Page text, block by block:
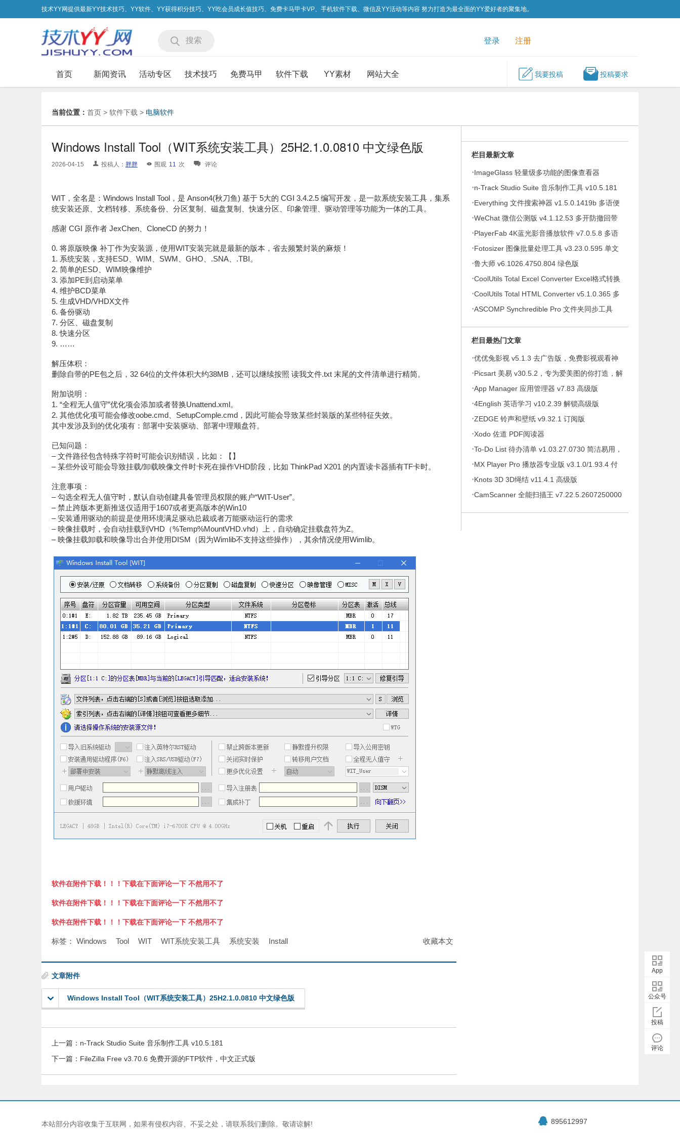
技术YY网提供最新YY技术技巧、YY软件、YY获得积分技巧、YY吃会员成长值技巧、免费卡马甲卡VP、手机软件下载、微信及YY活动等内容 努力打造为最全面的YY爱好者的聚集地。
搜索 登录 注册
首页 新闻资讯 活动专区 技术技巧 免费马甲 软件下载 YY素材 网站大全 我要投稿 投稿要求
当前位置： 首页 > 软件下载 > 电脑软件
Windows Install Tool（WIT系统安装工具）25H2.1.0.0810 中文绿色版
2026-04-15 投稿人： 胖胖 围观 11 次 评论
WIT，全名是：Windows Install Tool，是 Anson4(秋刀鱼) 基于 5大的 CGI 3.4.2.5 编写开发，是一款系统安装工具，集系
统安装还原、文档转移、系统备份、分区复制、磁盘复制、快速分区、印象管理、驱动管理等功能为一体的工具。
感谢 CGI 原作者 JexChen、CloneCD 的努力！
0. 将原版映像 补丁作为安装源，使用WIT安装完就是最新的版本，省去频繁封装的麻烦！
1. 系统安装，支持ESD、WIM、SWM、GHO、.SNA、.TBI。
2. 简单的ESD、WIM映像维护
3. 添加PE到启动菜单
4. 维护BCD菜单
5. 生成VHD/VHDX文件
6. 备份驱动
7. 分区、磁盘复制
8. 快速分区
9. ……
解压体积：
删除自带的PE包之后，32 64位的文件体积大约38MB，还可以继续按照 读我文件.txt 末尾的文件清单进行精简。
附加说明：
1. “全程无人值守”优化项会添加或者替换Unattend.xml。
2. 其他优化项可能会修改oobe.cmd、SetupComple.cmd，因此可能会导致某些封装版的某些特征失效。
其中发涉及到的优化项有：部署中安装驱动、部署中理顺盘符。
已知问题：
– 文件路径包含特殊字符时可能会识别错误，比如：【】
– 某些外设可能会导致挂载/卸载映像文件时卡死在操作VHD阶段，比如 ThinkPad X201 的内置读卡器插有TF卡时。
注意事项：
– 勾选全程无人值守时，默认自动创建具备管理员权限的账户“WIT-User”。
– 禁止跨版本更新推送仅适用于1607或者更高版本的Win10
– 安装通用驱动的前提是使用环境满足驱动总裁或者万能驱动运行的需求
– 映像挂载时，会自动挂载到VHD（%Temp%MountVHD.vhd）上，自动确定挂载盘符为Z。
– 映像挂载卸载和映像导出合并使用DISM（因为Wimlib不支持这些操作），其余情况使用Wimlib。
软件在附件下载！！！下载在下面评论一下 不然用不了
软件在附件下载！！！下载在下面评论一下 不然用不了
软件在附件下载！！！下载在下面评论一下 不然用不了
收藏本文
标签： Windows Tool WIT WIT系统安装工具 系统安装 Install
文章附件
Windows Install Tool（WIT系统安装工具）25H2.1.0.0810 中文绿色版
上一篇： n-Track Studio Suite 音乐制作工具 v10.5.181
下一篇： FileZilla Free v3.70.6 免费开源的FTP软件，中文正式版
栏目最新文章
·ImageGlass 轻量级多功能的图像查看器
v9.6.1.807 便携版
·n-Track Studio Suite 音乐制作工具 v10.5.181
·Everything 文件搜索神器 v1.5.0.1419b 多语便
携版
·WeChat 微信公测版 v4.1.12.53 多开防撤回带
提示绿色版
·PlayerFab 4K蓝光影音播放软件 v7.0.5.8 多语
便携版
·Fotosizer 图像批量处理工具 v3.23.0.595 单文
件绿色版
·鲁大师 v6.1026.4750.804 绿色版
·CoolUtils Total Excel Converter Excel格式转换
器 v7.1.0.146 多语便携版
·CoolUtils Total HTML Converter v5.1.0.365 多
语便携版
·ASCOMP Synchredible Pro 文件夹同步工具
栏目最热门文章
·优优兔影视 v5.1.3 去广告版，免费影视观看神
器
·Picsart 美易 v30.5.2，专为爱美图的你打造，解
锁高级版
·App Manager 应用管理器 v7.83 高级版
·4English 英语学习 v10.2.39 解锁高级版
·ZEDGE 铃声和壁纸 v9.32.1 订阅版
·Xodo 佐道 PDF阅读器
·To-Do List 待办清单 v1.03.27.0730 简洁易用，
待办事项、时间管理软件，解锁专业版
·MX Player Pro 播放器专业版 v3.1.0/1.93.4 付
费专业版
·Knots 3D 3D绳结 v11.4.1 高级版
·CamScanner 全能扫描王 v7.22.5.2607250000
本站部分内容收集于互联网，如果有侵权内容、不妥之处，请联系我们删除。敬请谅解! 895612997
App
公众号
投稿
评论